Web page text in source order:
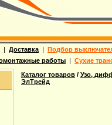
| Доставка | Подбор
работы | Сухие
Каталог товаров / Узо,
ЭлТрейд